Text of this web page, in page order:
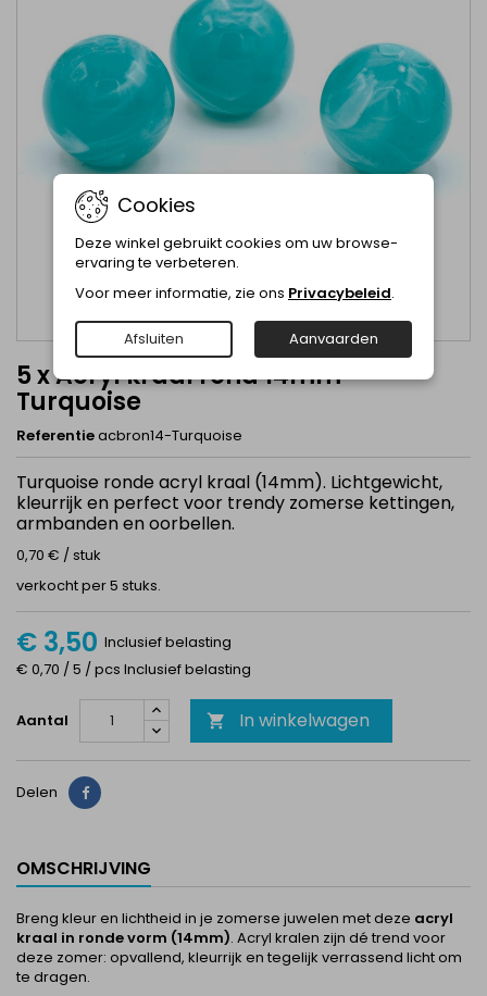
5 x Acryl kraal rond 14mm -
Turquoise
Referentieacbron14-Turquoise
Turquoise ronde acryl kraal (14mm). Lichtgewicht,
kleurrijk en perfect voor trendy zomerse kettingen,
armbanden en oorbellen.
0,70 € / stuk
verkocht per 5 stuks.
€ 3,50 Inclusief belasting
€ 0,70 / 5 / pcs Inclusief belasting
Aantal  In winkelwagen
Delen Delen
OMSCHRIJVING
Breng kleur en lichtheid in je zomerse juwelen met deze acryl
kraal in ronde vorm (14mm). Acryl kralen zijn dé trend voor
deze zomer: opvallend, kleurrijk en tegelijk verrassend licht om
te dragen.
Cookies
Deze winkel gebruikt cookies om uw browse-
ervaring te verbeteren.
Voor meer informatie, zie ons Privacybeleid.
Afsluiten Aanvaarden